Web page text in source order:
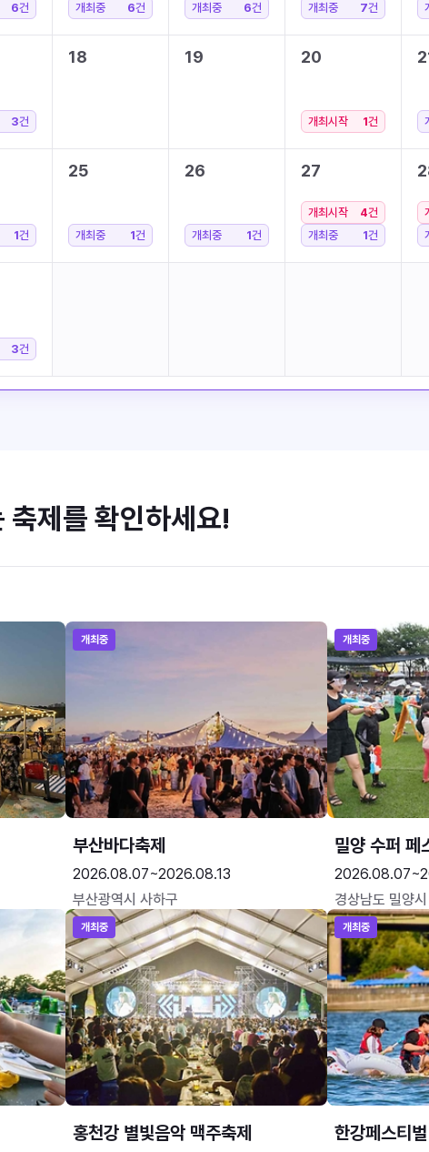
6건 개최중 6건
개최중
6건 개최중 7건
3건
18 19 20
개최시작 1건
1건
25
개최중 1건
26
개최중 1건
27
개최시작 4건
개최중
1건
3건
축제를 확인하세요!
개최중
부산바다축제
2026.08.07~2026.08.13
부산광역시 사하구
개최중
밀양 수퍼 페
경상남도 밀양시
개최중
홍천강 별빛음악 맥주축제
개최중
한강페스티벌